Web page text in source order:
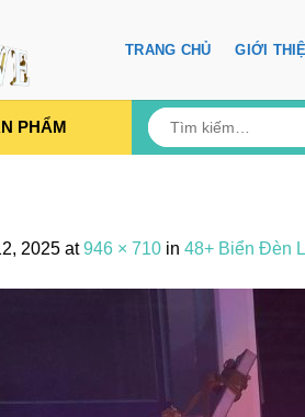
TRANG CHỦ GIỚI
PHẨM
Tìm
kiếm:
2025 at946 × 710 in 48+ Biển Đèn